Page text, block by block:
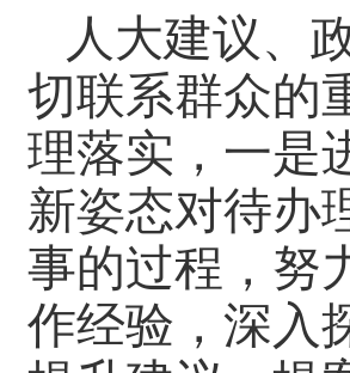
人大建议、
切联系群众的
理落实，一是
新姿态对待办
事的过程，努
作经验，深入